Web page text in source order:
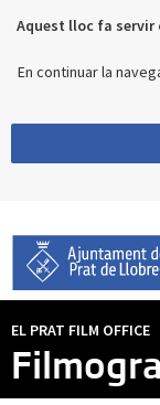
Aquest lloc fa servir
En continuar la
EL PRAT FILM OFFICE